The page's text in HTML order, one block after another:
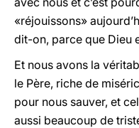
«réjouissons»
dit-on, parce que Dieu
Et nous avons la
le Père, riche de
pour nous sauver, et
aussi beaucoup de